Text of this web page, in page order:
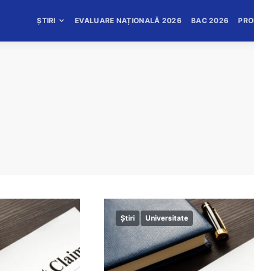
ȘTIRI EVALUARE NAȚIONALĂ 2026 BAC 2026
Știri Universitate